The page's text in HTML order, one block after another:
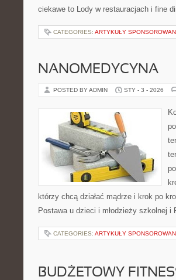
ciekawe to Lody w restauracjach i fine
CATEGORIES: ARTYKUŁY
NANOMEDYCYNA
POSTED BY ADMIN STY - 3 - 2026
którzy chcą działać mądrze i krok po
Postawa u dzieci i młodzieży szkolnej
CATEGORIES: ARTYKUŁY
BUDŻETOWY